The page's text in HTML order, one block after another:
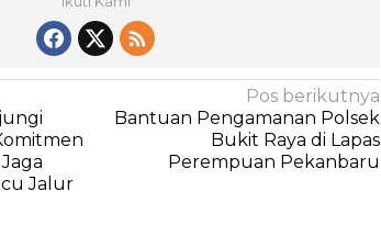
Jalur
Pos berikutnya
Bantuan Pengamanan Polsek
Bukit Raya di Lapas
Perempuan Pekanbaru